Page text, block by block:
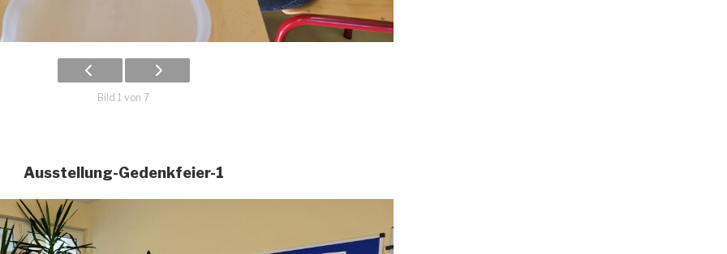
Bild 1 von 7
Ausstellung-Gedenkfeier-1